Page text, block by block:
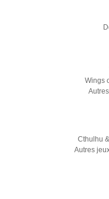
Wings
Cthulhu
Autres